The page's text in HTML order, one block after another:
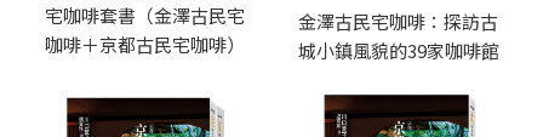
宅咖啡套書（金澤古民宅
咖啡＋京都古民宅咖啡）
金澤古民宅咖啡：探訪古
城小鎮風貌的39家咖啡館